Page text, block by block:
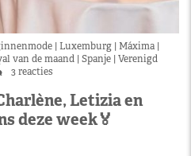
Luxemburg Máxima
van de maand Spanje Verenigd
3 reacties
Letizia en
deze week🏅